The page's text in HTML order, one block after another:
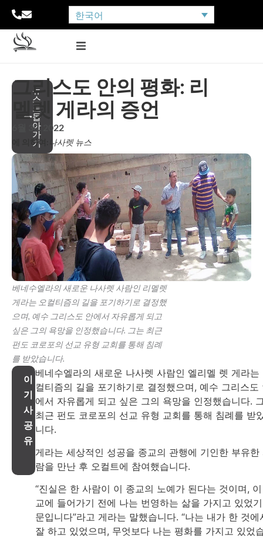
한국어
뉴
스
로
돌
아
가
기
그리스도 안의 평화: 리
멜렛 게라의 증언
6월 30, 2022
에 의하여: 나사렛 뉴스
베네수엘라의 새로운 나사렛 사람인 리멜렛
게라는 오컬티즘의 길을 포기하기로 결정했
으며, 예수 그리스도 안에서 자유롭게 되고
싶은 그의 욕망을 인정했습니다. 그는 최근
펀도 코로포의 선교 유형 교회를 통해 침례
를 받았습니다.
이
기
사
공
유
베네수엘라의 새로운 나사렛 사람인 엘리멜 렛 게라는
컬티즘의 길을 포기하기로 결정했으며, 예수 그리스도
에서 자유롭게 되고 싶은 그의 욕망을 인정했습니다.
최근 펀도 코로포의 선교 유형 교회를 통해 침례를 받
니다.
게라는 세상적인 성공을 종교의 관행에 기인한 부유한
람을 만난 후 오컬트에 참여했습니다.
“진실은 한 사람이 이 종교의 노예가 된다는 것이며,
교에 들어가기 전에 나는 번영하는 삶을 가지고 있었
문입니다”라고 게라는 말했습니다. “나는 내가 한 것에
잘 하고 있었으며, 무엇보다 나는 평화를 가지고 있었